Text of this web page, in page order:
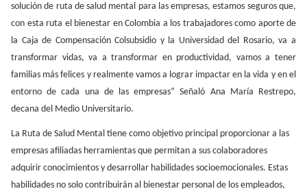
solución de ruta de salud mental para las empresas, estamos seguros que,
con esta ruta el bienestar en Colombia a los trabajadores como aporte de
la Caja de Compensación Colsubsidio y la Universidad del Rosario, va a
transformar vidas, va a transformar en productividad, vamos a tener
familias más felices y realmente vamos a lograr impactar en la vida y en el
entorno de cada una de las empresas” Señaló Ana María Restrepo,
decana del Medio Universitario.
La Ruta de Salud Mental tiene como objetivo principal proporcionar a las
empresas afiliadas herramientas que permitan a sus colaboradores
adquirir conocimientos y desarrollar habilidades socioemocionales. Estas
habilidades no solo contribuirán al bienestar personal de los empleados,